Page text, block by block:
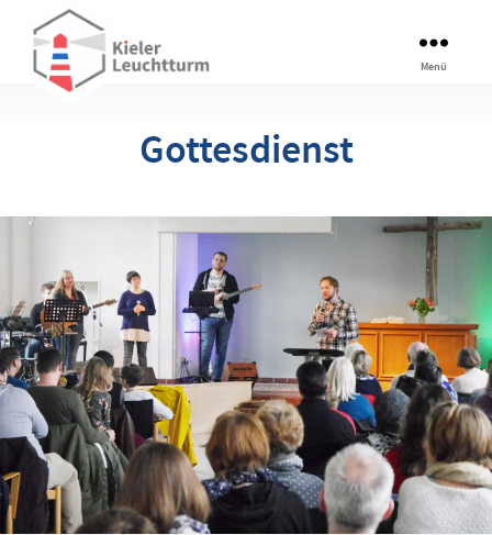
Kieler
Leuchtturm
Menü
Gottesdienst